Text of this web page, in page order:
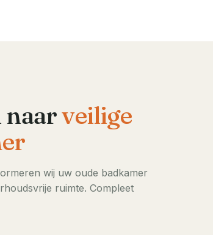
naarveilige
wij uw oude badkamer
ruimte. Compleet